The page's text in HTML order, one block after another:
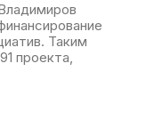
Таким
проекта,